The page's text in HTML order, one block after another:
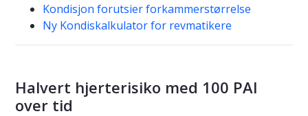
Kondisjon forutsier forkammerstørrelse
Ny Kondiskalkulator for revmatikere
Halvert hjerterisiko med 100 PAI
over tid